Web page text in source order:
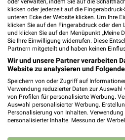
0,4 km
Voilà, c’est moi
Gültig ab Mi. 12.08.
NKD
oder verwalten, indem Sie auf die
klicken oder jederzeit auf die
unteren Ecke der Website klicken. Um Ihre
klicken Sie auf den Fingerabdruck oder den
und klicken Sie auf den Menüpunkt „Meine
Sie Ihre Einwilligung widerrufen. Diese
Partnern mitgeteilt und haben keinen
Wir und unsere Partner verarbeiten
Website zu analysieren und
Speichern von oder Zugriff auf
Verwendung reduzierter Daten zur Auswahl
von Profilen für personalisierte Werbung.
Auswahl personalisierter Werbung.
Personalisierung von Inhalten.
personalisierter Inhalte. Messung der
Kombinationen von Daten aus